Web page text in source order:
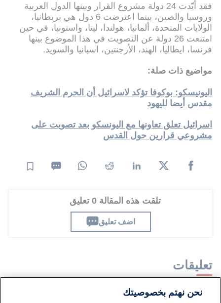
فقد أيّدت 24 دولة مشروع القرار وبينها الدول العربية
وروسيا والصين، بينما اعترضت 6 دول هي بريطانيا،
الولايات المتحدة، ألمانيا، هولندا، ليتا، واستونيا، في حين
امتنعت 26 دولة عن التصويت في هذا الموضوع بينها
فرنسا، ايطاليا، الهند، الأرجنتين، اسبانيا والسويد.
مواضيع ذات صلة:
اليونيسكو: بوكوفا تؤكد لاسرائيل أن الحرم الشريف
مقدس أيضا لليهود
اسرائيل تعلق تعاونها مع اليونسكو بعد تصويت على
مشروعي قرارين حول القدس
تلقت هذه المقالة 0 تعليق
اضف تعليق
تعليقات
لا توجد تعليقات مكتوبة حتى الآن. كن الأول!
نحن نهتم بخصوصيتك